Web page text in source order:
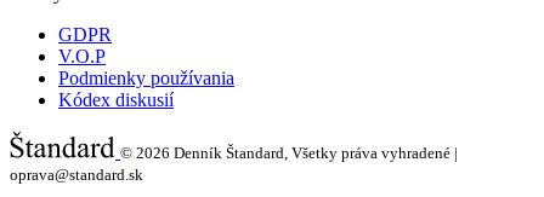
GDPR
V.O.P
Podmienky používania
Kódex diskusií
© 2026 Denník Štandard, Všetky práva vyhradené |
oprava@standard.sk